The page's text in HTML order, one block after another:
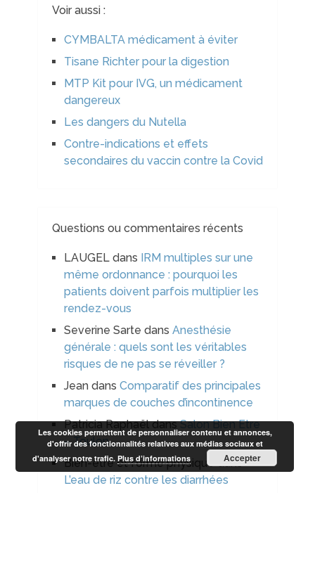
Voir aussi :
CYMBALTA médicament à éviter
Tisane Richter pour la digestion
MTP Kit pour IVG, un médicament
dangereux
Les dangers du Nutella
Contre-indications et effets
secondaires du vaccin contre la Covid
Questions ou commentaires récents
LAUGELdans
IRM multiples sur une
même ordonnance : pourquoi les
patients doivent parfois multiplier les
rendez-vous
Severine Sarte dans Anesthésie
générale : quels sont les véritables
risques de ne pas se réveiller ?
Jeandans Comparatif des principales
marques de couches d’incontinence
Patricia RaphaëldansSalon Bien Etre
– Toulon
Bien-être et forme physiquedans
L’eau de riz contre les diarrhées
Les cookies permettent de personnaliser contenu et annonces,
d'offrir des fonctionnalités relatives aux médias sociaux et
d'analyser notre trafic.Plus d’informations Accepter